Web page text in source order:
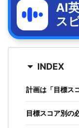
AI
ス
INDEX
計画は「目標ス
目標スコア別の